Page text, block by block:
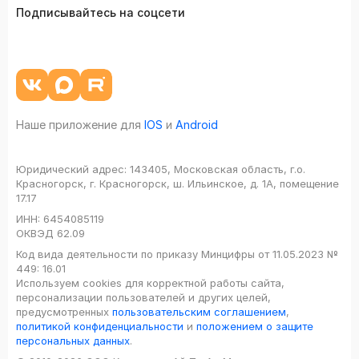
Подписывайтесь на соцсети
Наше приложение для IOS и Android
Юридический адрес: 143405, Московская область, г.о.
Красногорск, г. Красногорск, ш. Ильинское, д. 1А, помещение
17.17
ИНН: 6454085119
ОКВЭД 62.09
Код вида деятельности по приказу Минцифры от 11.05.2023 №
449: 16.01
Используем cookies для корректной работы сайта,
персонализации пользователей и других целей,
предусмотренных пользовательским соглашением,
политикой конфиденциальности и положением о защите
персональных данных.